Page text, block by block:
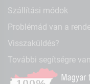
Szállítási módok
Problémád van a
Visszaküldés?
További segítségre